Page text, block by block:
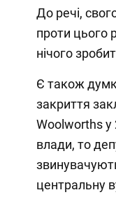
До речі,
проти цього
нічого
Є також
закриття
Woolworths у
влади, то
центральну